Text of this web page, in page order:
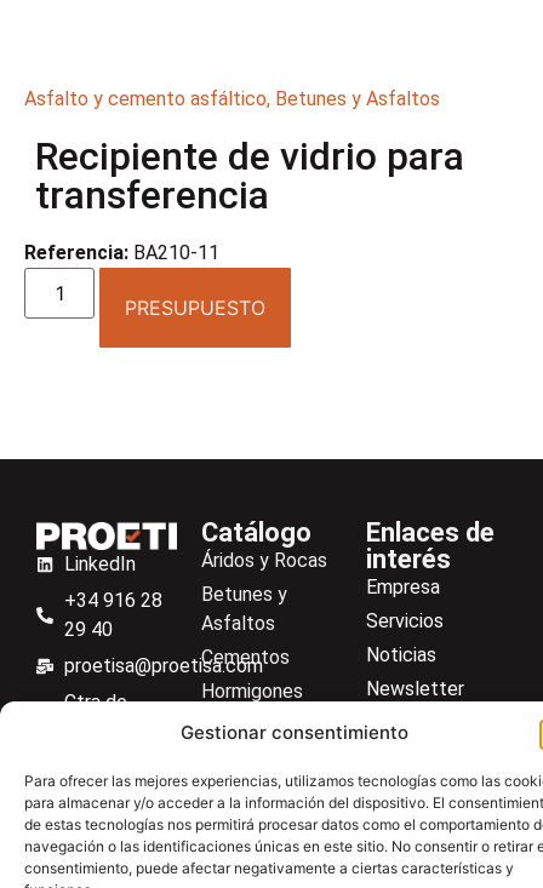
Gestionar consentimiento
Para ofrecer las mejores experiencias, utilizamos tecnologías como las
para almacenar y/o acceder a la información del dispositivo. El
de estas tecnologías nos permitirá procesar datos como el comportamiento
navegación o las identificaciones únicas en este sitio. No consentir o retirar
consentimiento, puede afectar negativamente a ciertas características y
Asfalto y cemento asfáltico, Betunes y Asfaltos
Recipiente de vidrio para
transferencia
Referencia: BA210-11
PRESUPUESTO
LinkedIn
+34 916 28
29 40
proetisa@proetisa.com
Ctra de
M-106, Km
4,1, 28110
Algete,
Madrid
Catálogo
Áridos y Rocas
Betunes y
Asfaltos
Cementos
Hormigones
Suelos
Aceros
Material general
Enlaces de
interés
Empresa
Servicios
Noticias
Newsletter
Descargas
Centro de ayuda